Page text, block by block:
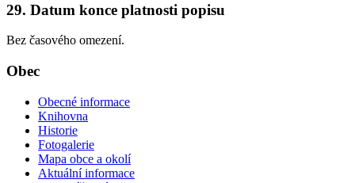
29. Datum konce platnosti popisu
Bez časového omezení.
Obec
Obecné informace
Knihovna
Historie
Fotogalerie
Mapa obce a okolí
Aktuální informace